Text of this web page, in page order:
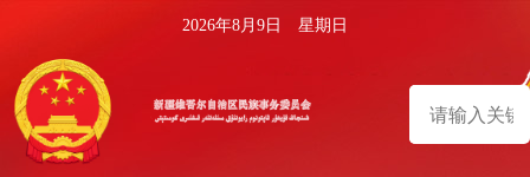
2026年8月9日 星期日